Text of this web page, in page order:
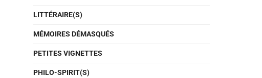
LITTÉRAIRE(S)
MÉMOIRES DÉMASQUÉS
PETITES VIGNETTES
PHILO-SPIRIT(S)